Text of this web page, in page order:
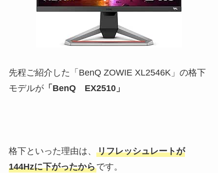
先程ご紹介した「BenQ ZOWIE XL2546K」の格下
モデルが「BenQ EX2510」
格下といった理由は、 リフレッシュレートが
144Hzに下がったからです。